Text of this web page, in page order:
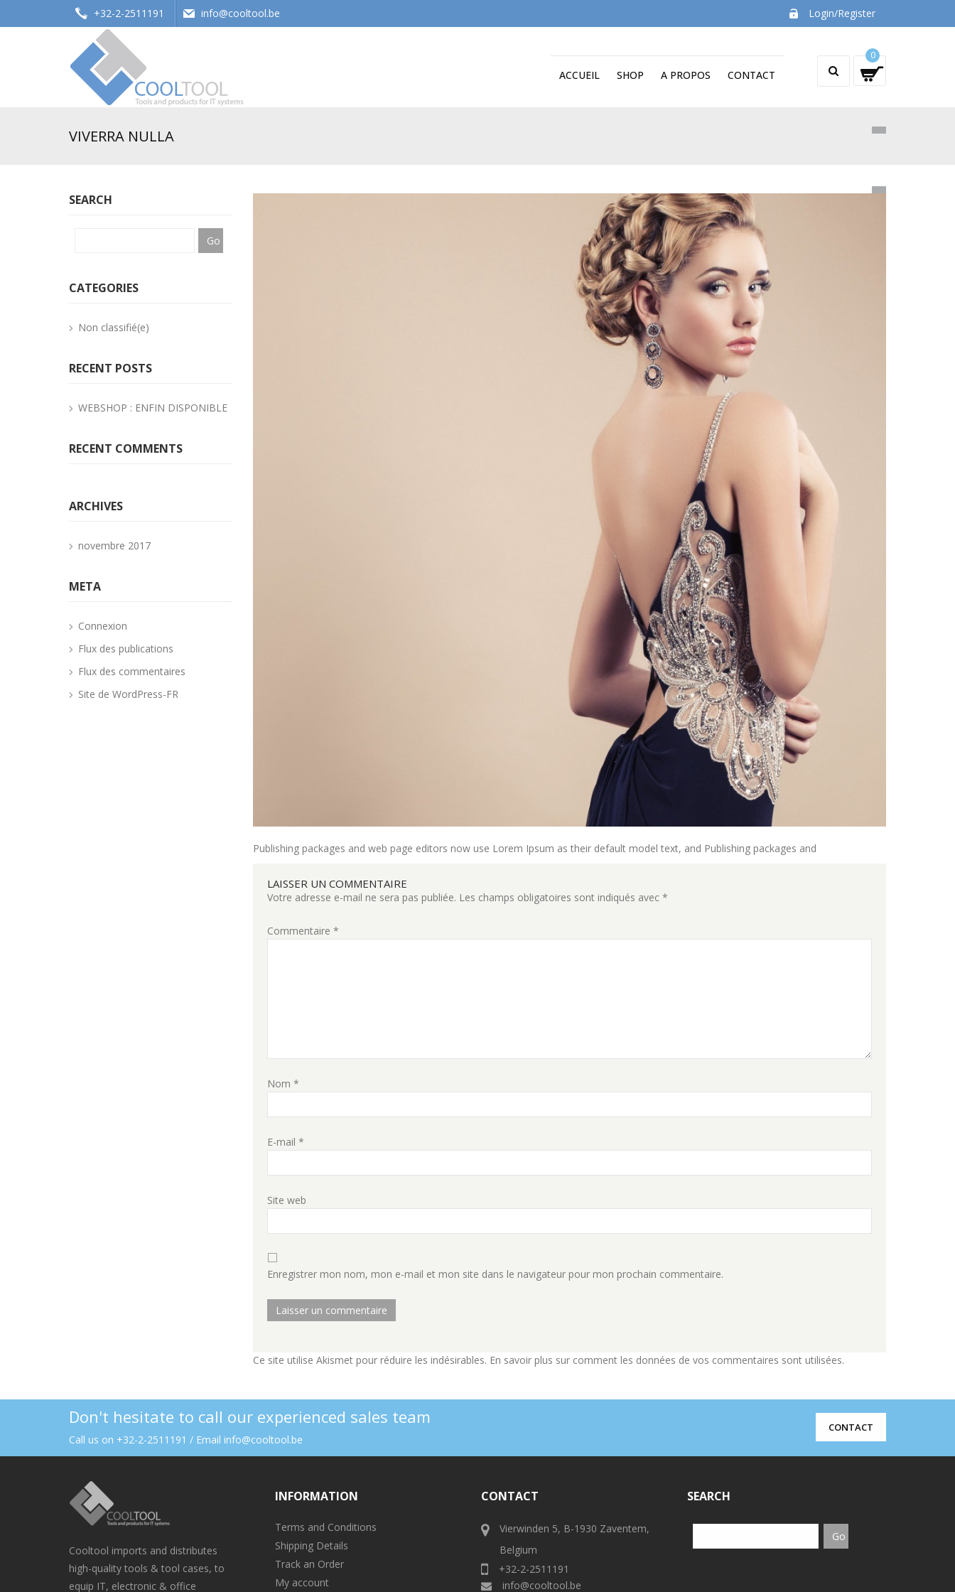
+32-2-2511191 info@cooltool.be Login/Register
0
ACCUEIL SHOP A PROPOS CONTACT
VIVERRA NULLA
Publishing packages and web page editors now use Lorem Ipsum as their default model text, and Publishing packages and
LAISSER UN COMMENTAIRE
Votre adresse e-mail ne sera pas publiée. Les champs obligatoires sont indiqués avec *
Commentaire *
Nom *
E-mail *
Site web
Enregistrer mon nom, mon e-mail et mon site dans le navigateur pour mon prochain commentaire.
Ce site utilise Akismet pour réduire les indésirables. En savoir plus sur comment les données de vos commentaires sont utilisées.
SEARCH
CATEGORIES
Non classifié(e)
RECENT POSTS
WEBSHOP : ENFIN DISPONIBLE
RECENT COMMENTS
ARCHIVES
novembre 2017
META
Connexion
Flux des publications
Flux des commentaires
Site de WordPress-FR
Don't hesitate to call our experienced sales team
Call us on +32-2-2511191 / Email info@cooltool.be
CONTACT
Cooltool imports and distributes
high-quality tools & tool cases, to
equip IT, electronic & office
INFORMATION
Terms and Conditions
Shipping Details
Track an Order
My account
CONTACT
Vierwinden 5, B-1930 Zaventem,
Belgium
+32-2-2511191
info@cooltool.be
SEARCH